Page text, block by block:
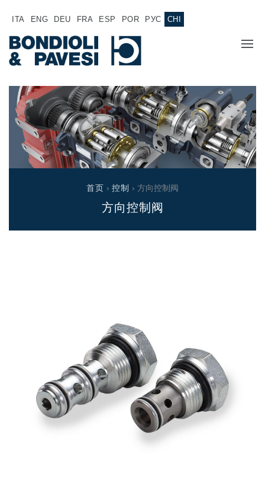
ITA ENG DEU FRA ESP POR РУС CHI
主页
产品
应用
动力传输
万向传动轴
特殊应用齿轮变速箱
专为 Bondioli & Pavesi 制造 的内齿轮油泵和滚切式马达
液压集成回路
方向控制阀
首页 › 控制 › 方向控制阀
方向控制阀